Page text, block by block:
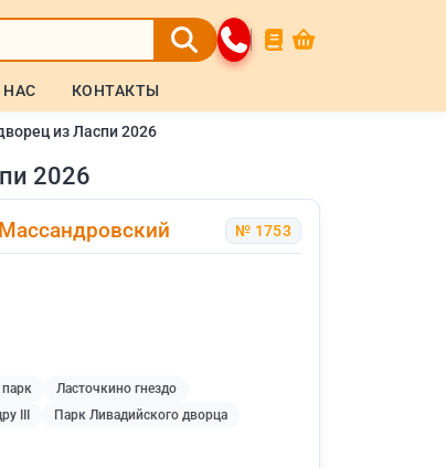
НАС КОНТАКТЫ
из Ласпи 2026
2026
№ 1753
Ласточкино гнездо
III
Парк Ливадийского дворца